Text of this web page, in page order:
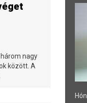
nagy
között. A